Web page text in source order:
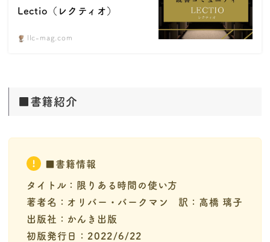
Lectio（レクティオ）
llc-mag.com
■書籍紹介
■書籍情報
タイトル：限りある時間の使い方
著者名：オリバー・バークマン
訳：高橋 璃子
出版社：かんき出版
初版発行日：2022/6/22